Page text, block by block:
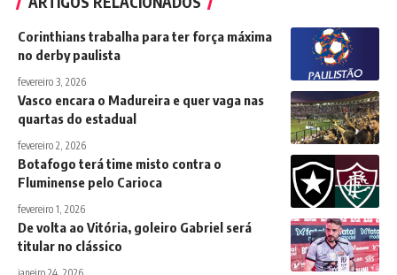
Corinthians trabalha para ter força máxima
no derby paulista
fevereiro 3, 2026
Vasco encara o Madureira e quer vaga nas
quartas do estadual
fevereiro 2, 2026
Botafogo terá time misto contra o
Fluminense pelo Carioca
fevereiro 1, 2026
De volta ao Vitória, goleiro Gabriel será
titular no clássico